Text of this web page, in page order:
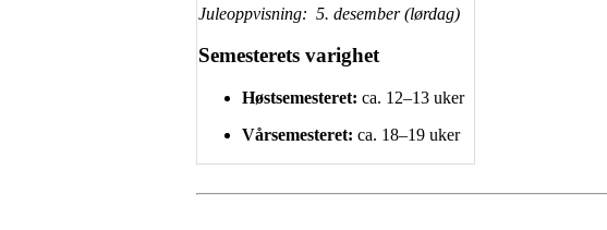
Juleoppvisning: 5. desember (lørdag)
Semesterets varighet
Høstsemesteret: ca. 12–13 uker
Vårsemesteret: ca. 18–19 uker